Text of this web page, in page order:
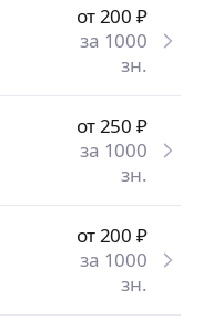
от 200 ₽
за 1000
зн.
от 250 ₽
за 1000
зн.
от 200 ₽
за 1000
зн.